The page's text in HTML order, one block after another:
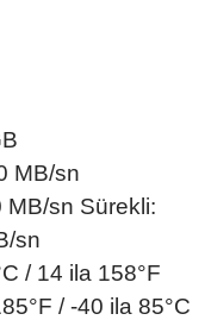
MB/sn
MB/sn Sürekli:
sn
/ 14 ila 158°F
/ -40 ila 85°C